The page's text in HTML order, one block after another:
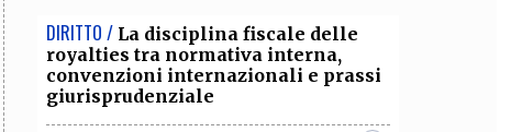
COLLABORA CON NOI
DIRITTO / La disciplina fiscale delle
royalties tra normativa interna,
convenzioni internazionali e prassi
giurisprudenziale